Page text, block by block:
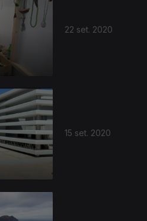
22 set. 2020
15 set. 2020